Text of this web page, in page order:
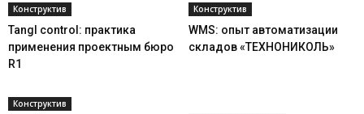
Конструктив
Tangl control: практика
применения проектным бюро
R1
Конструктив
WMS: опыт автоматизации
складов «ТЕХНОНИКОЛЬ»
Конструктив